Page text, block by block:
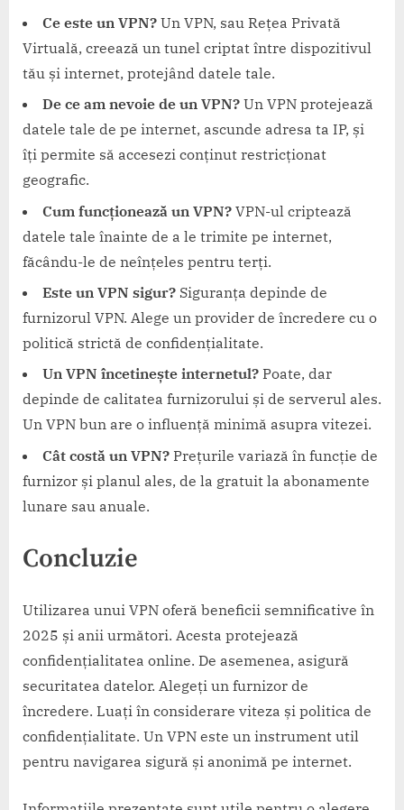
Ce este un VPN? Un VPN, sau Rețea Privată
Virtuală, creează un tunel criptat între dispozitivul
tău și internet, protejând datele tale.
De ce am nevoie de un VPN? Un VPN protejează
datele tale de pe internet, ascunde adresa ta IP, și
îți permite să accesezi conținut restricționat
geografic.
Cum funcționează un VPN? VPN-ul criptează
datele tale înainte de a le trimite pe internet,
făcându-le de neînțeles pentru terți.
Este un VPN sigur? Siguranța depinde de
furnizorul VPN. Alege un provider de încredere cu o
politică strictă de confidențialitate.
Un VPN încetinește internetul? Poate, dar
depinde de calitatea furnizorului și de serverul ales.
Un VPN bun are o influență minimă asupra vitezei.
Cât costă un VPN? Prețurile variază în funcție de
furnizor și planul ales, de la gratuit la abonamente
lunare sau anuale.
Concluzie
Utilizarea unui VPN oferă beneficii semnificative în
2025 și anii următori. Acesta protejează
confidențialitatea online. De asemenea, asigură
securitatea datelor. Alegeți un furnizor de
încredere. Luați în considerare viteza și politica de
confidențialitate. Un VPN este un instrument util
pentru navigarea sigură și anonimă pe internet.